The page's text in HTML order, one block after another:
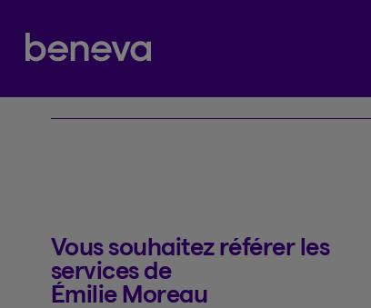
Partenaire Beneva
Référence
Vous souhaitez référer les
services de
Émilie Moreau